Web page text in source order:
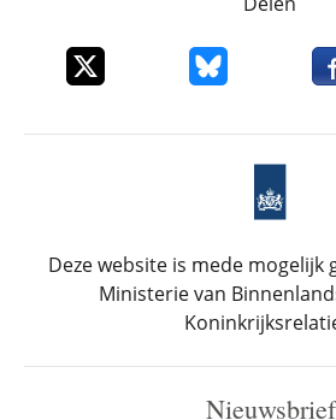
Deel dit item op XDeel dit item op
Deze website is mede
Ministerie van
Nieuwsbrief